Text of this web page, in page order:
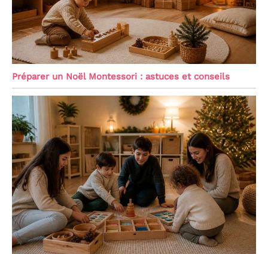
Préparer un Noël Montessori : astuces et conseils